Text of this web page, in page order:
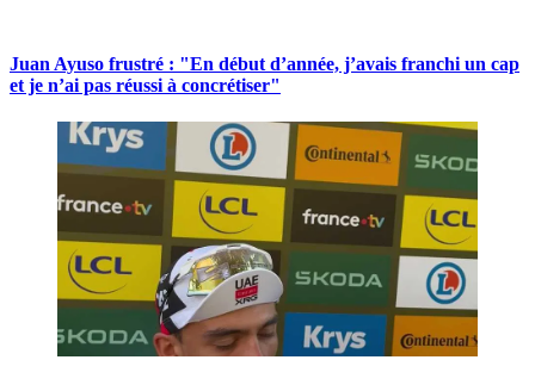
Juan Ayuso frustré : "En début d’année, j’avais franchi un cap
et je n’ai pas réussi à concrétiser"